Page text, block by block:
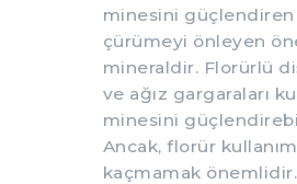
minesini
çürümeyi önleyen
mineraldir. Florürlü
ve ağız gargaraları
minesini
Ancak, florür
kaçmamak önemlidir.